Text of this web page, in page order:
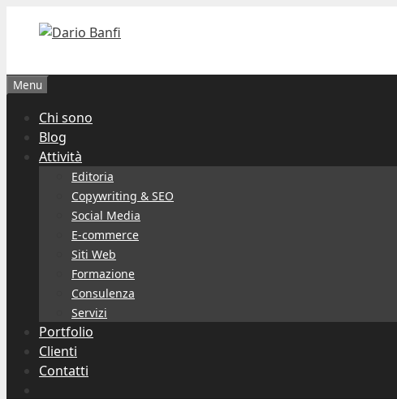
Menu
Chi sono
Blog
Attività
Editoria
Copywriting & SEO
Social Media
E-commerce
Siti Web
Formazione
Consulenza
Servizi
Portfolio
Clienti
Contatti